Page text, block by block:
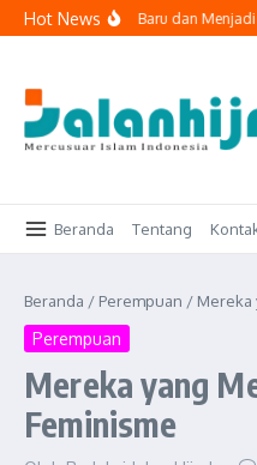
Lewati ke konten
Hot NewsLembaran Baru dan Menjadi
Beranda Tentang
Beranda / Perempuan / Mereka
Perempuan
Mereka yang
Feminisme